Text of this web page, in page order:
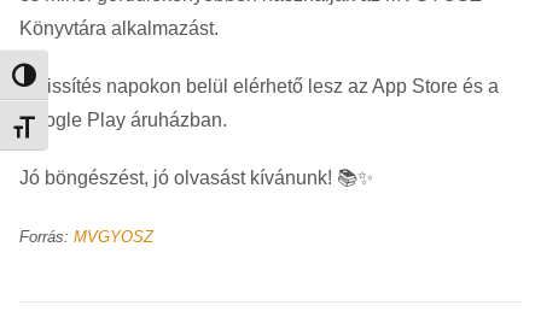
Nagy kontraszt váltása
Betűméret váltása
Könyvtára alkalmazást.
A frissítés napokon belül elérhető lesz az App Store és a
Google Play áruházban.
Jó böngészést, jó olvasást kívánunk! 📚✨
Forrás: MVGYOSZ